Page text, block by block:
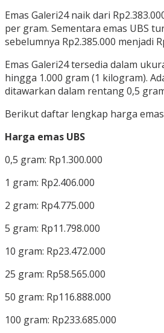
Emas Galeri24 naik dari
per gram. Sementara emas UBS
sebelumnya Rp2.385.000 menjadi
Emas Galeri24 tersedia dalam
hingga 1.000 gram (1 kilogram).
ditawarkan dalam rentang 0,5
Berikut daftar lengkap harga
Harga emas UBS
0,5 gram: Rp1.300.000
1 gram: Rp2.406.000
2 gram: Rp4.775.000
5 gram: Rp11.798.000
10 gram: Rp23.472.000
25 gram: Rp58.565.000
50 gram: Rp116.888.000
100 gram: Rp233.685.000